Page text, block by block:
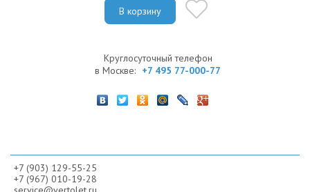
В корзину
Круглосуточный телефон
в Москве: +7 495 77-000-77
+7 (903) 129-55-25
+7 (967) 010-19-28